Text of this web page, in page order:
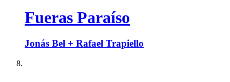
Fueras Paraíso
Jonás Bel + Rafael Trapiello